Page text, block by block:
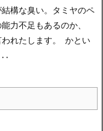
構な臭い。タミヤのペ
力不足もあるのか、
われたします。 かとい